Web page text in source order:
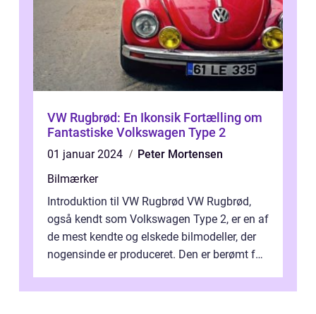
VW Rugbrød: En Ikonsik Fortælling om
Fantastiske Volkswagen Type 2
01 januar 2024
Peter Mortensen
Bilmærker
Introduktion til VW Rugbrød VW Rugbrød,
også kendt som Volkswagen Type 2, er en af
de mest kendte og elskede bilmodeller, der
nogensinde er produceret. Den er berømt for